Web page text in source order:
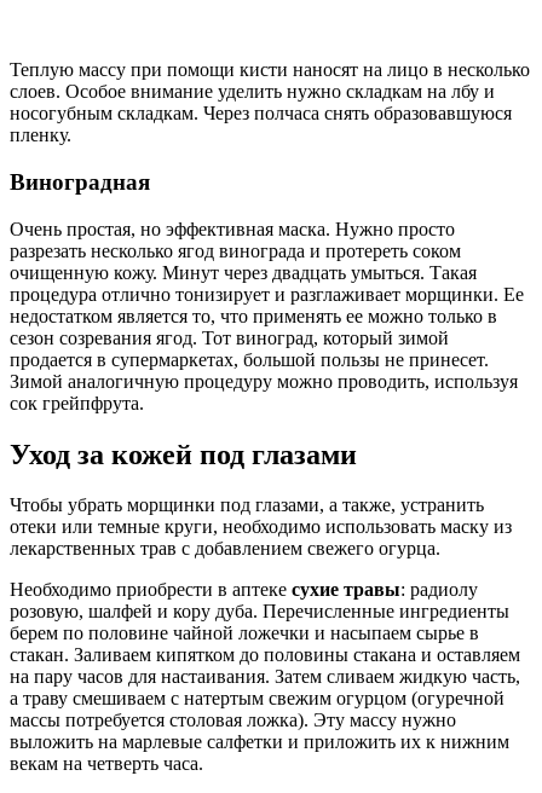
Теплую массу при помощи кисти наносят на лицо в несколько
слоев. Особое внимание уделить нужно складкам на лбу и
носогубным складкам. Через полчаса снять образовавшуюся
пленку.
Виноградная
Очень простая, но эффективная маска. Нужно просто
разрезать несколько ягод винограда и протереть соком
очищенную кожу. Минут через двадцать умыться. Такая
процедура отлично тонизирует и разглаживает морщинки. Ее
недостатком является то, что применять ее можно только в
сезон созревания ягод. Тот виноград, который зимой
продается в супермаркетах, большой пользы не принесет.
Зимой аналогичную процедуру можно проводить, используя
сок грейпфрута.
Уход за кожей под глазами
Чтобы убрать морщинки под глазами, а также, устранить
отеки или темные круги, необходимо использовать маску из
лекарственных трав с добавлением свежего огурца.
Необходимо приобрести в аптеке сухие травы: радиолу
розовую, шалфей и кору дуба. Перечисленные ингредиенты
берем по половине чайной ложечки и насыпаем сырье в
стакан. Заливаем кипятком до половины стакана и оставляем
на пару часов для настаивания. Затем сливаем жидкую часть,
а траву смешиваем с натертым свежим огурцом (огуречной
массы потребуется столовая ложка). Эту массу нужно
выложить на марлевые салфетки и приложить их к нижним
векам на четверть часа.